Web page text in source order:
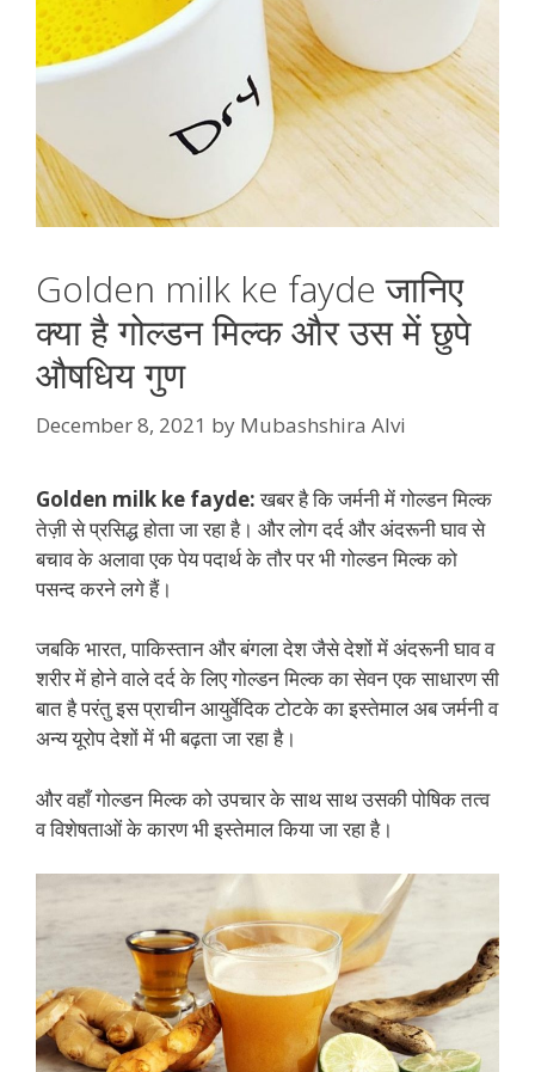
Golden milk ke fayde जानिए
क्या है गोल्डन मिल्क और उस में छुपे
औषधिय गुण
December 8, 2021 by Mubashshira Alvi
Golden milk ke fayde:खबर है कि जर्मनी में गोल्डन मिल्क
तेज़ी से प्रसिद्ध होता जा रहा है। और लोग दर्द और अंदरूनी घाव से
बचाव के अलावा एक पेय पदार्थ के तौर पर भी गोल्डन मिल्क को
पसन्द करने लगे हैं।
जबकि भारत, पाकिस्तान और बंगला देश जैसे देशों में अंदरूनी घाव व
शरीर में होने वाले दर्द के लिए गोल्डन मिल्क का सेवन एक साधारण सी
बात है परंतु इस प्राचीन आयुर्वेदिक टोटके का इस्तेमाल अब जर्मनी व
अन्य यूरोप देशों में भी बढ़ता जा रहा है।
और वहाँ गोल्डन मिल्क को उपचार के साथ साथ उसकी पोषिक तत्व
व विशेषताओं के कारण भी इस्तेमाल किया जा रहा है।